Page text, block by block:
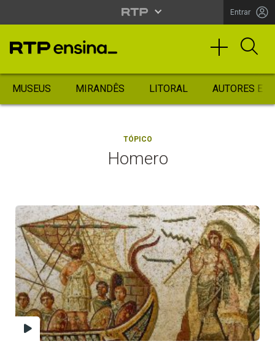
Entrar
MUSEUS MIRANDÊS LITORAL AUTORES
TÓPICO
Homero